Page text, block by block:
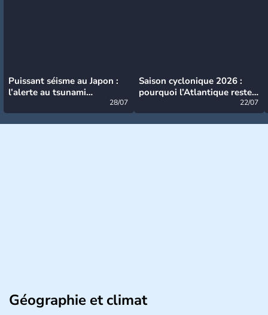
Puissant séisme au Japon :
l’alerte au tsunami
28/07
Saison cyclonique 2026 :
pourquoi l’Atlantique reste
22/07
Géographie et climat